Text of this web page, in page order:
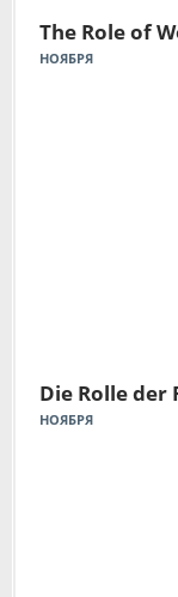
The Role of
НОЯБРЯ
Die Rolle der
НОЯБРЯ